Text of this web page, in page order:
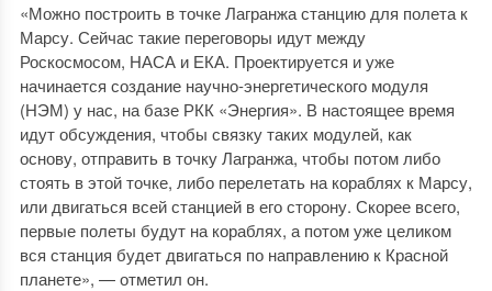
«Можно построить в точке Лагранжа станцию для полета к
Марсу. Сейчас такие переговоры идут между
Роскосмосом, НАСА и ЕКА. Проектируется и уже
начинается создание научно-энергетического модуля
(НЭМ) у нас, на базе РКК «Энергия». В настоящее время
идут обсуждения, чтобы связку таких модулей, как
основу, отправить в точку Лагранжа, чтобы потом либо
стоять в этой точке, либо перелетать на кораблях к Марсу,
или двигаться всей станцией в его сторону. Скорее всего,
первые полеты будут на кораблях, а потом уже целиком
вся станция будет двигаться по направлению к Красной
планете», — отметил он.